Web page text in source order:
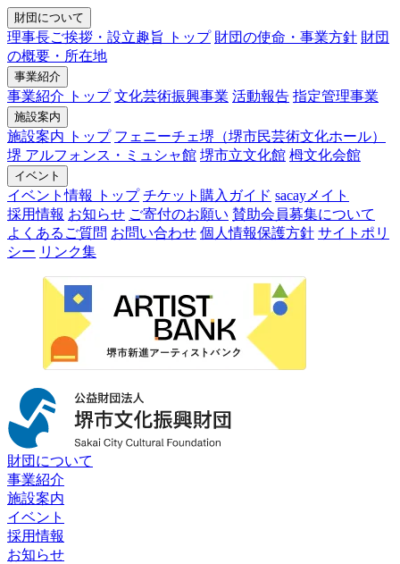
財団について
理事長ご挨拶・設立趣旨 トップ 財団の使命・事業方針 財団
の概要・所在地
事業紹介
事業紹介 トップ 文化芸術振興事業 活動報告 指定管理事業
施設案内
施設案内 トップ フェニーチェ堺（堺市民芸術文化ホール）
堺 アルフォンス・ミュシャ館 堺市立文化館 栂文化会館
イベント
イベント情報 トップ チケット購入ガイド sacayメイト
採用情報 お知らせ ご寄付のお願い 賛助会員募集について
よくあるご質問 お問い合わせ 個人情報保護方針 サイトポリ
シー リンク集
財団について
事業紹介
施設案内
イベント
採用情報
お知らせ